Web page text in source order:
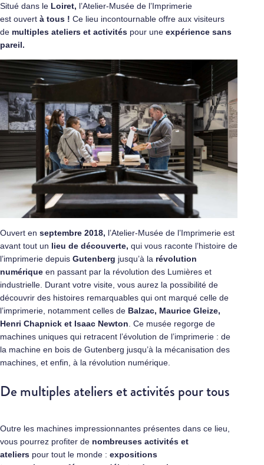
Situé dans le Loiret, l’Atelier-Musée de l’Imprimerie
est ouvert à tous ! Ce lieu incontournable offre aux visiteurs
de multiples ateliers et activités pour une expérience sans
pareil.
Ouvert en septembre 2018, l’Atelier-Musée de l’Imprimerie est
avant tout un lieu de découverte, qui vous raconte l’histoire de
l’imprimerie depuis Gutenberg jusqu’à la révolution
numérique en passant par la révolution des Lumières et
industrielle. Durant votre visite, vous aurez la possibilité de
découvrir des histoires remarquables qui ont marqué celle de
l’imprimerie, notamment celles de Balzac, Maurice Gleize,
Henri Chapnick et Isaac Newton . Ce musée regorge de
machines uniques qui retracent l’évolution de l’imprimerie : de
la machine en bois de Gutenberg jusqu’à la mécanisation des
machines, et enfin, à la révolution numérique.
De multiples ateliers et activités pour tous
Outre les machines impressionnantes présentes dans ce lieu,
vous pourrez profiter de nombreuses activités et
ateliers pour tout le monde : expositions